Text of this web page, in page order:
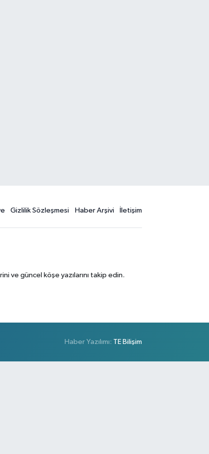
Gizlilik Sözleşmesi Haber Arşivi İletişim
ve güncel köşe yazılarını takip edin.
Haber Yazılımı: TE Bilişim